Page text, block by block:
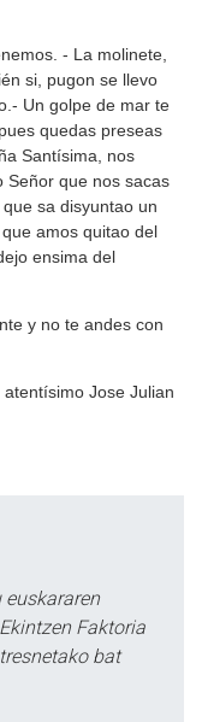
- La molinete,
si, pugon se llevo
Un golpe de mar te
quedas preseas
Santísima, nos
Señor que nos sacas
sa disyuntao un
amos quitao del
ensima del
y no te andes con
Jose Julian
Faktoria
bat